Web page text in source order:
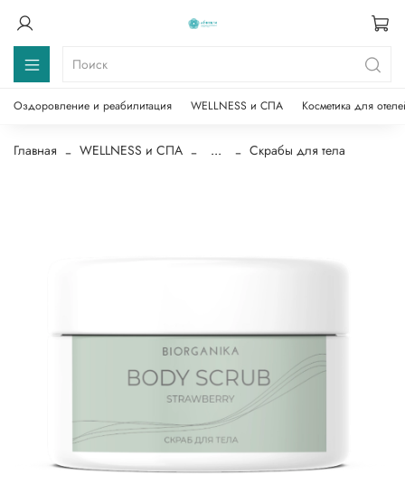
Оздоровление и реабилитация WELLNESS и СПА Косметика для
Главная WELLNESS и СПА ... Скрабы для тела